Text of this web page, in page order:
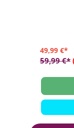
49,99 €*
59,99 €*